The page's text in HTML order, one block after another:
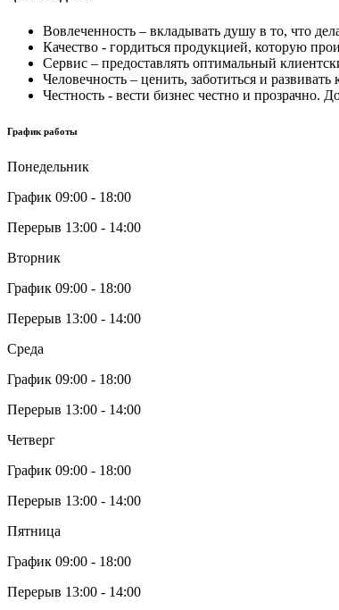
Вовлеченность – вкладывать душу в то, что
Качество - гордиться продукцией, которую
Сервис – предоставлять оптимальный
Человечность – ценить, заботиться и развивать
Честность - вести бизнес честно и прозрачно.
График работы
Понедельник
График 09:00 - 18:00
Перерыв 13:00 - 14:00
Вторник
График 09:00 - 18:00
Перерыв 13:00 - 14:00
Среда
График 09:00 - 18:00
Перерыв 13:00 - 14:00
Четверг
График 09:00 - 18:00
Перерыв 13:00 - 14:00
Пятница
График 09:00 - 18:00
Перерыв 13:00 - 14:00